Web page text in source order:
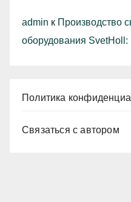
admin к Производство
оборудования SvetHoll:
Политика
Связаться с автором